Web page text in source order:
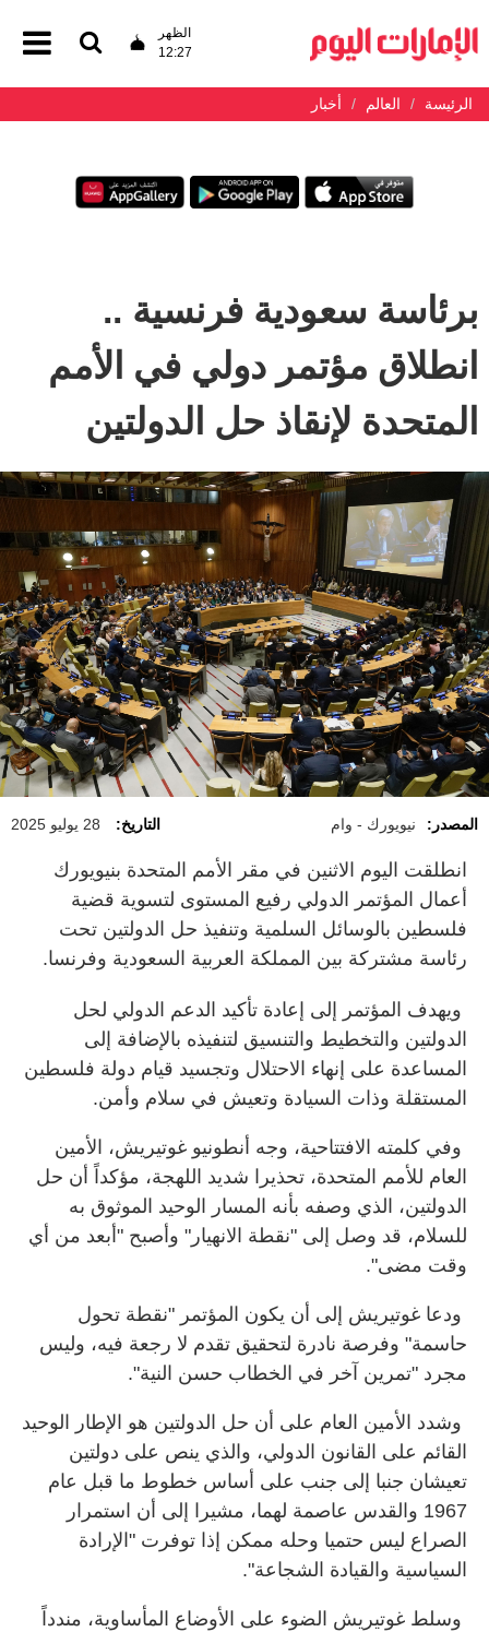
الظهر
12:27
الرئيسة العالم أخبار
برئاسة سعودية فرنسية ..
انطلاق مؤتمر دولي في الأمم
المتحدة لإنقاذ حل الدولتين
المصدر: نيويورك - وام التاريخ: 28 يوليو 2025
انطلقت اليوم الاثنين في مقر الأمم المتحدة بنيويورك
أعمال المؤتمر الدولي رفيع المستوى لتسوية قضية
فلسطين بالوسائل السلمية وتنفيذ حل الدولتين تحت
رئاسة مشتركة بين المملكة العربية السعودية وفرنسا.
ويهدف المؤتمر إلى إعادة تأكيد الدعم الدولي لحل
الدولتين والتخطيط والتنسيق لتنفيذه بالإضافة إلى
المساعدة على إنهاء الاحتلال وتجسيد قيام دولة فلسطين
المستقلة وذات السيادة وتعيش في سلام وأمن.
وفي كلمته الافتتاحية، وجه أنطونيو غوتيريش، الأمين
العام للأمم المتحدة، تحذيرا شديد اللهجة، مؤكداً أن حل
الدولتين، الذي وصفه بأنه المسار الوحيد الموثوق به
للسلام، قد وصل إلى "نقطة الانهيار" وأصبح "أبعد من أي
وقت مضى".
ودعا غوتيريش إلى أن يكون المؤتمر "نقطة تحول
حاسمة" وفرصة نادرة لتحقيق تقدم لا رجعة فيه، وليس
مجرد "تمرين آخر في الخطاب حسن النية".
وشدد الأمين العام على أن حل الدولتين هو الإطار الوحيد
القائم على القانون الدولي، والذي ينص على دولتين
تعيشان جنبا إلى جنب على أساس خطوط ما قبل عام
1967 والقدس عاصمة لهما، مشيرا إلى أن استمرار
الصراع ليس حتميا وحله ممكن إذا توفرت "الإرادة
السياسية والقيادة الشجاعة".
وسلط غوتيريش الضوء على الأوضاع المأساوية، مندداً